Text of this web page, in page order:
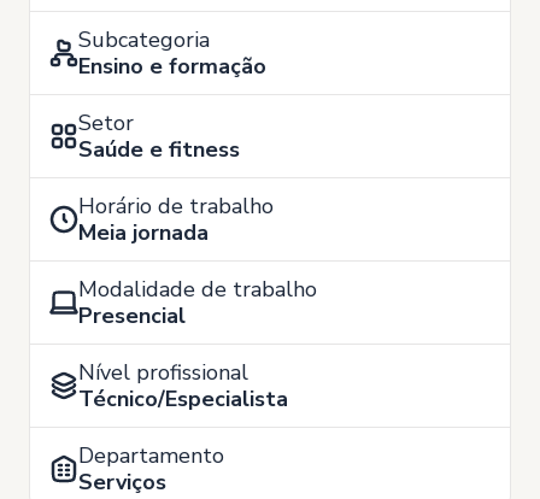
Subcategoria
Ensino e formação
Setor
Saúde e fitness
Horário de trabalho
Meia jornada
Modalidade de trabalho
Presencial
Nível profissional
Técnico/Especialista
Departamento
Serviços